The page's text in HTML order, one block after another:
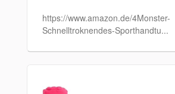
https://www.amazon.de/4Monster-
Schnelltroknendes-Sporthandtu...